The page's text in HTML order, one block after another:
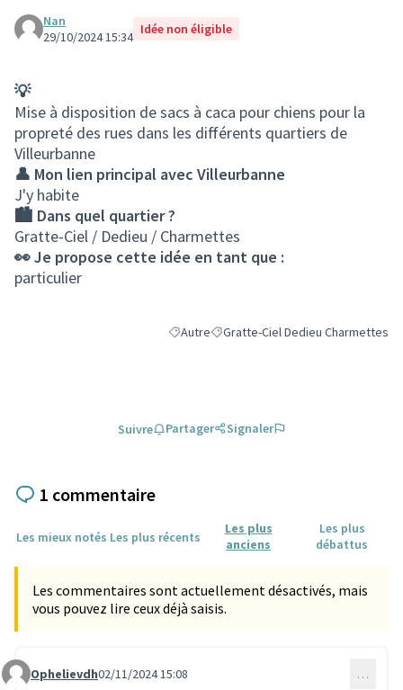
Nan
29/10/2024 15:34 Idée non éligible
💡
Mise à disposition de sacs à caca pour chiens pour la
propreté des rues dans les différents quartiers de
Villeurbanne
👤 Mon lien principal avec Villeurbanne
J'y habite
🏙️ Dans quel quartier ?
Gratte-Ciel / Dedieu / Charmettes
👀 Je propose cette idée en tant que :
particulier
Filtrer les résultats de la catégorie : Autre
AutreFiltrer les résultats pour le secteur
Gratte-Ciel Dedieu Charmettes
Suivre Partager Signaler
1 commentaire
Les mieux notés Les plus récents
Les plus
anciens
Les plus
débattus
Les commentaires sont actuellement désactivés, mais
vous pouvez lire ceux déjà saisis.
Commentaire 3404
Ophelievdh02/11/2024 15:08 …